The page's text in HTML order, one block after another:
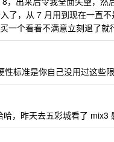
了，从 7 月用到现在一直不
一个看看不满意立刻退了就
标准是你自己没用过这些
，昨天去五彩城看了 mix3